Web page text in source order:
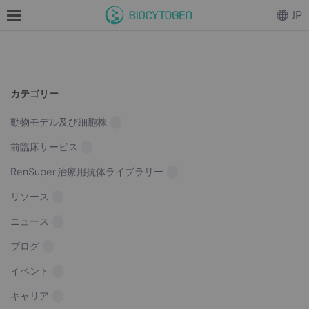
カテゴリー
動物モデル及び細胞株
前臨床サービス
RenSuper 治療用抗体ライブラリー
リソース
ニュース
ブログ
イベント
キャリア
JP